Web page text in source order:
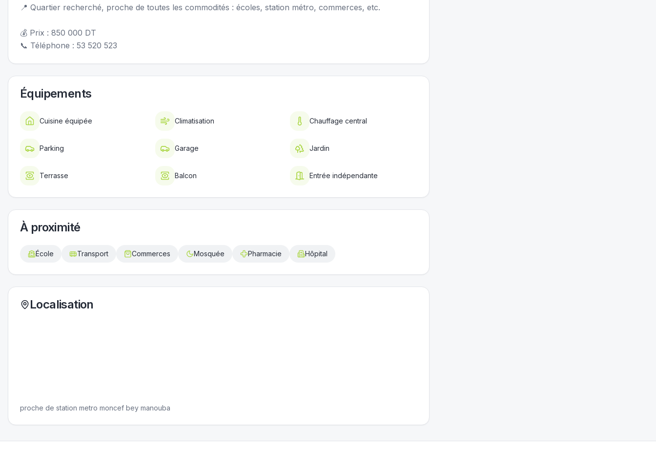
📍 Quartier recherché, proche de toutes les commodités : écoles, station métro, commerces, etc.
💰 Prix : 850 000 DT
📞 Téléphone : 53 520 523
Équipements
Cuisine équipée Climatisation Chauffage central
Parking Garage Jardin
Terrasse Balcon Entrée indépendante
À proximité
École Transport Commerces Mosquée Pharmacie Hôpital
Localisation
proche de station metro moncef bey manouba